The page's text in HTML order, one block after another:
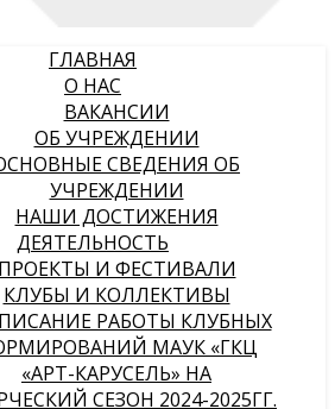
ГЛАВНАЯ
О НАС
ВАКАНСИИ
ОБ УЧРЕЖДЕНИИ
СВЕДЕНИЯ ОБ
УЧРЕЖДЕНИИ
НАШИ ДОСТИЖЕНИЯ
ДЕЯТЕЛЬНОСТЬ
ПРОЕКТЫ И ФЕСТИВАЛИ
КЛУБЫ И КОЛЛЕКТИВЫ
РАБОТЫ КЛУБНЫХ
МАУК «ГКЦ
«АРТ-КАРУСЕЛЬ» НА
СЕЗОН 2024-2025ГГ.